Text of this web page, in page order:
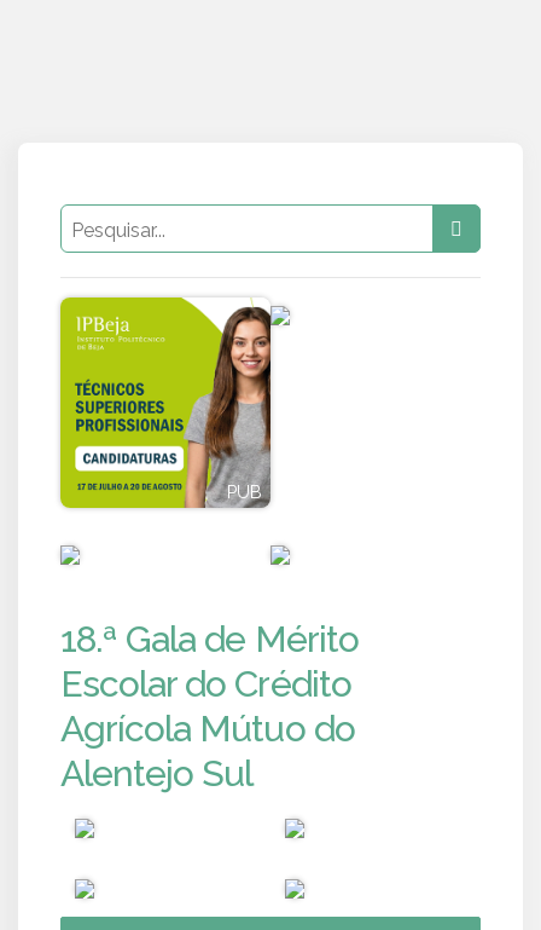
PUB
18.ª Gala de Mérito
Escolar do Crédito
Agrícola Mútuo do
Alentejo Sul